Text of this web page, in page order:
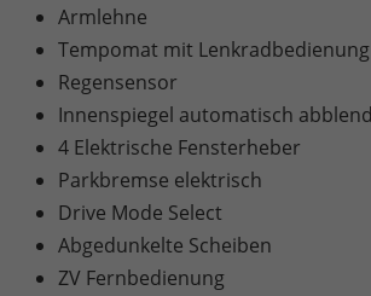
Armlehne
Tempomat mit Lenkradbedienung
Regensensor
Innenspiegel automatisch
4 Elektrische Fensterheber
Parkbremse elektrisch
Drive Mode Select
Abgedunkelte Scheiben
ZV Fernbedienung